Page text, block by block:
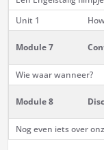
Unit 1
Module 7
Wie waar wanneer?
Module 8
Nog even iets over